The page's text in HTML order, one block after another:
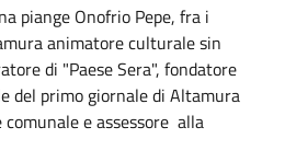
piange Onofrio Pepe, fra i
animatore culturale sin
di "Paese Sera", fondatore
del primo giornale di Altamura
e assessore alla